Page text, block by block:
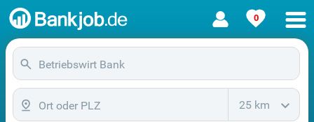
0
25 km